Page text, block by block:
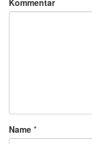
Kommentar
Name *